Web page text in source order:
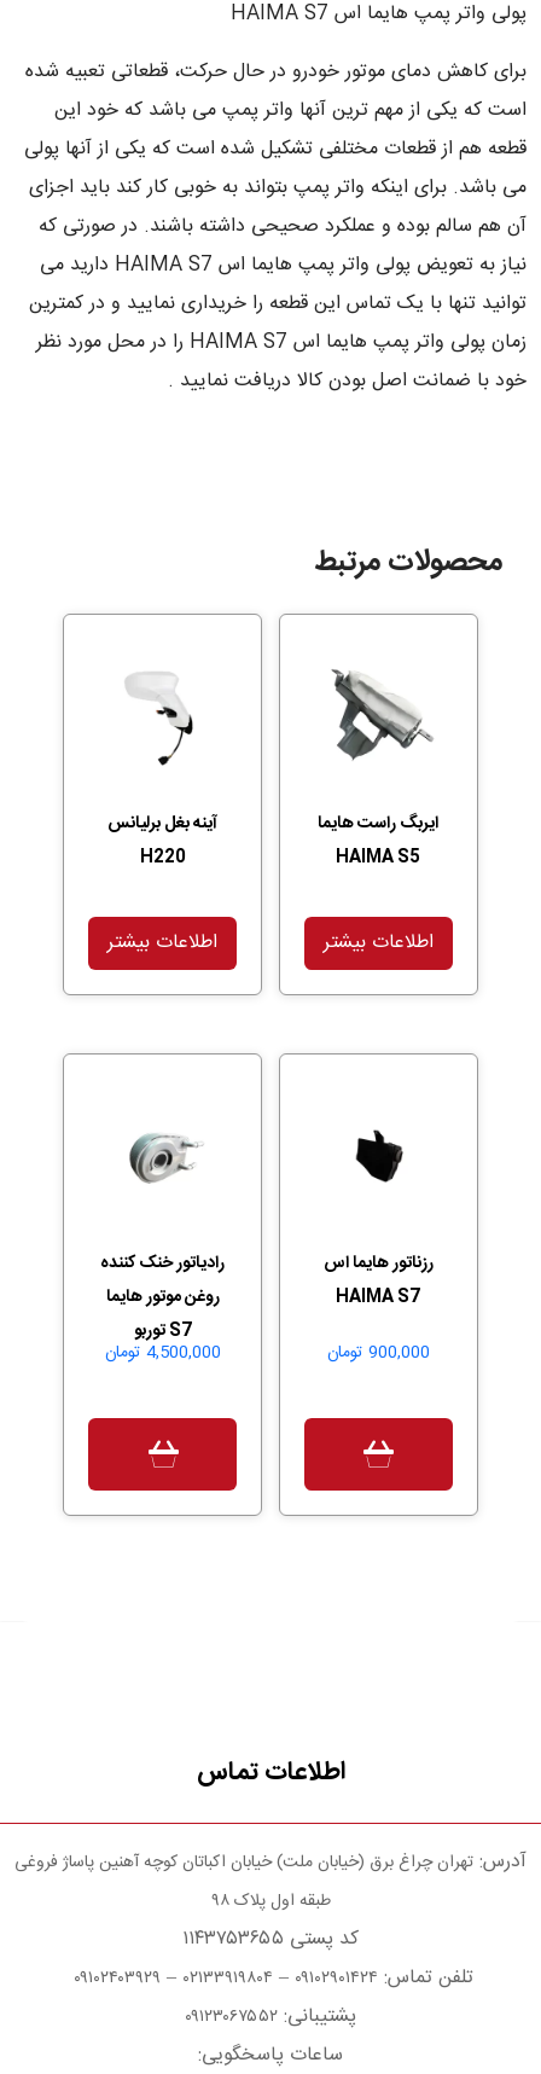
پولی واتر پمپ هایما اس HAIMA S7
برای کاهش دمای موتور خودرو در حال حرکت، قطعاتی تعبیه شده
است که یکی از مهم ترین آنها واتر پمپ می باشد که خود این
قطعه هم از قطعات مختلفی تشکیل شده است که یکی از آنها پولی
می باشد. برای اینکه واتر پمپ بتواند به خوبی کار کند باید اجزای
آن هم سالم بوده و عملکرد صحیحی داشته باشند. در صورتی که
نیاز به تعویض پولی واتر پمپ هایما اس HAIMA S7 دارید می
توانید تنها با یک تماس این قطعه را خریداری نمایید و در کمترین
زمان پولی واتر پمپ هایما اس HAIMA S7 را در محل مورد نظر
خود با ضمانت اصل بودن کالا دریافت نمایید .
محصولات مرتبط
ایربگ راست هایما
HAIMA S5
اطلاعات بیشتر
آینه بغل برلیانس
H220
اطلاعات بیشتر
رزناتور هایما اس
HAIMA S7
900,000 تومان
رادیاتور خنک کننده
روغن موتور هایما
S7 توربو
4,500,000 تومان
اطلاعات تماس
آدرس: تهران چراغ برق (خیابان ملت) خیابان اکباتان کوچه آهنین پاساژ فروغی
طبقه اول پلاک ۹۸
کد پستی ۱۱۴۳۷۵۳۶۵۵
تلفن تماس: ۰۹۱۰۲۹۰۱۴۲۴ – ۰۲۱۳۳۹۱۹۸۰۴ – ۰۹۱۰۲۴۰۳۹۲۹
پشتیبانی: ۰۹۱۲۳۰۶۷۵۵۲
ساعات پاسخگویی: